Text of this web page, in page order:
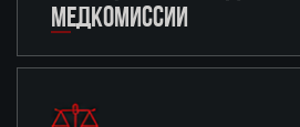
МЕДКОМИССИИ